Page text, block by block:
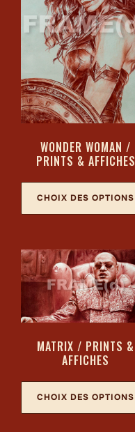
WONDER WOMAN /
PRINTS & AFFICHES
CHOIX DES OPTIONS
MATRIX / PRINTS &
AFFICHES
CHOIX DES OPTIONS